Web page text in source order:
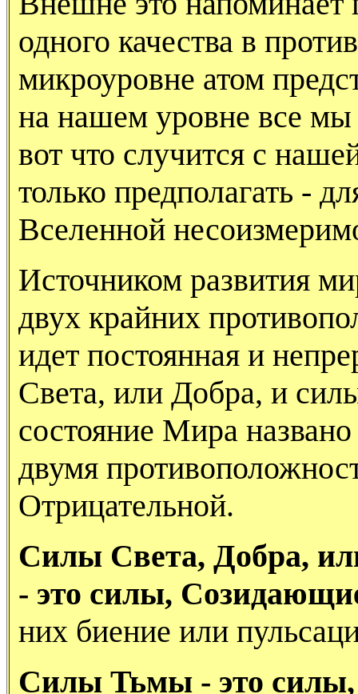
одного качества в
микроуровне атом
на нашем уровне все мы
вот что случится с
только предполагать -
Вселенной
Источником развития
двух крайних
идет постоянная и
Света, или Добра, и
состояние Мира
двумя
Отрицательной.
Силы Света, Добра,
- это силы,
них биение или
Силы Тьмы - это